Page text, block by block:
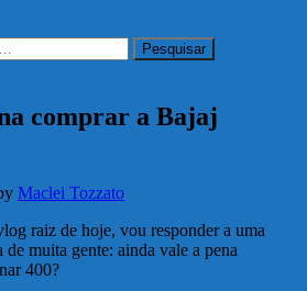
comprar a Bajaj
Maclei Tozzato
raiz de hoje, vou responder a uma
de muita gente: ainda vale a pena
400?